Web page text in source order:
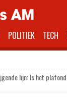
POLITIEK TECH
lijn: Is het